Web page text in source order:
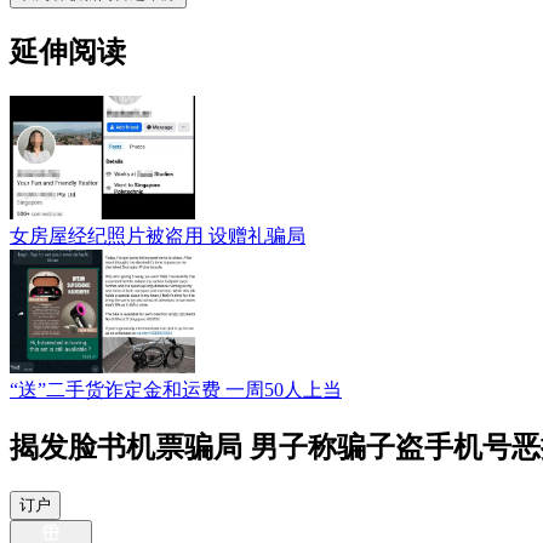
延伸阅读
女房屋经纪照片被盗用 设赠礼骗局
“送”二手货诈定金和运费 一周50人上当
揭发脸书机票骗局 男子称骗子盗手机号
订户